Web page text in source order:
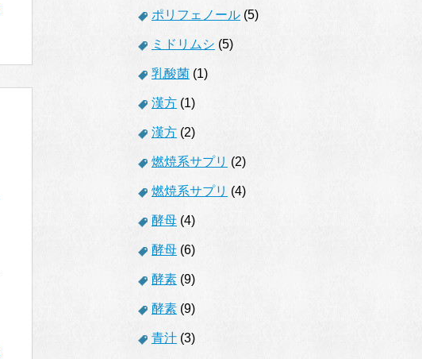
ポリフェノール (5)
ミドリムシ (5)
乳酸菌 (1)
漢方 (1)
漢方 (2)
燃焼系サプリ (2)
燃焼系サプリ (4)
酵母 (4)
酵母 (6)
酵素 (9)
酵素 (9)
青汁 (3)